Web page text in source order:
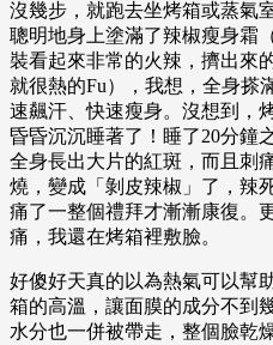
沒幾步，就跑去坐烤箱或蒸氣
聰明地身上塗滿了辣椒瘦身霜
裝看起來非常的火辣，擠出來
就很熱的Fu），我想，全身搽
速飆汗、快速瘦身。沒想到，
昏昏沉沉睡著了！睡了20分鐘
全身長出大片的紅斑，而且刺
燒，變成「剝皮辣椒」了，辣
痛了一整個禮拜才漸漸康復。
痛，我還在烤箱裡敷臉。
好傻好天真的以為熱氣可以幫
箱的高溫，讓面膜的成分不到
水分也一併被帶走，整個臉乾